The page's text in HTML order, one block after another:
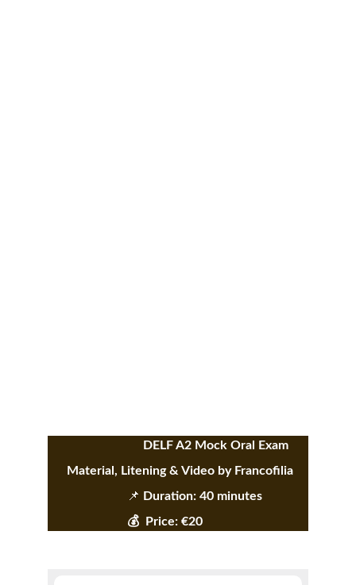
DELF A2 Mock Oral Exam
      Material, Litening & Video by Francofilia
                         📌
Duration: 40 minutes
💰  Price: €20